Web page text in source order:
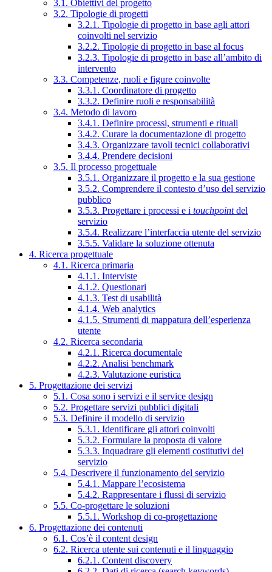
3.1. Obiettivi del progetto
3.2. Tipologie di progetti
3.2.1. Tipologie di progetto in base agli attori
coinvolti nel servizio
3.2.2. Tipologie di progetto in base al focus
3.2.3. Tipologie di progetto in base all’ambito di
intervento
3.3. Competenze, ruoli e figure coinvolte
3.3.1. Coordinatore di progetto
3.3.2. Definire ruoli e responsabilità
3.4. Metodo di lavoro
3.4.1. Definire processi, strumenti e rituali
3.4.2. Curare la documentazione di progetto
3.4.3. Organizzare tavoli tecnici collaborativi
3.4.4. Prendere decisioni
3.5. Il processo progettuale
3.5.1. Organizzare il progetto e la sua gestione
3.5.2. Comprendere il contesto d’uso del servizio
pubblico
3.5.3. Progettare i processi e i touchpointdel
servizio
3.5.4. Realizzare l’interfaccia utente del servizio
3.5.5. Validare la soluzione ottenuta
4. Ricerca progettuale
4.1. Ricerca primaria
4.1.1. Interviste
4.1.2. Questionari
4.1.3. Test di usabilità
4.1.4. Web analytics
4.1.5. Strumenti di mappatura dell’esperienza
utente
4.2. Ricerca secondaria
4.2.1. Ricerca documentale
4.2.2. Analisi benchmark
4.2.3. Valutazione euristica
5. Progettazione dei servizi
5.1. Cosa sono i servizi e il service design
5.2. Progettare servizi pubblici digitali
5.3. Definire il modello di servizio
5.3.1. Identificare gli attori coinvolti
5.3.2. Formulare la proposta di valore
5.3.3. Inquadrare gli elementi costitutivi del
servizio
5.4. Descrivere il funzionamento del servizio
5.4.1. Mappare l’ecosistema
5.4.2. Rappresentare i flussi di servizio
5.5. Co-progettare le soluzioni
5.5.1. Workshop di co-progettazione
6. Progettazione dei contenuti
6.1. Cos’è il content design
6.2. Ricerca utente sui contenuti e il linguaggio
6.2.1. Content discovery